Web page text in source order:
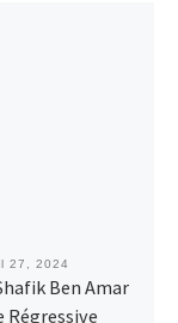
27, 2024
Ben Amar
Régressive